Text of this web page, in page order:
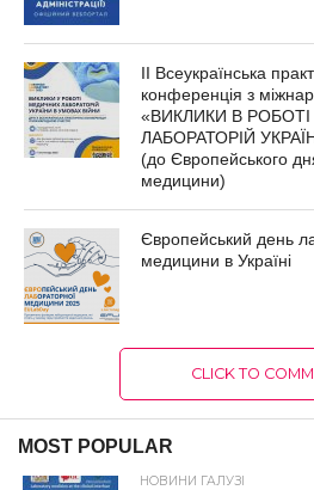
ІІ Всеукраїнська
конференція з
«ВИКЛИКИ В
ЛАБОРАТОРІЙ
(до Європейського
медицини)
Європейський день
медицини в Україні
CLICK TO
MOST POPULAR
НОВИНИ ГАЛУЗІ